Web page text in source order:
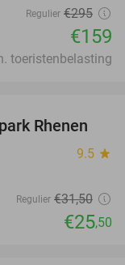
Regulier €295
€159
toeristenbelasting
19%
Rhenen
9.5 star
Regulier €31,50
€25,50